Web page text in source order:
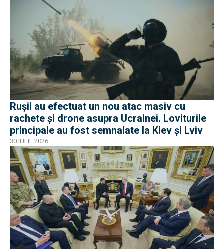
Rușii au efectuat un nou atac masiv cu
rachete și drone asupra Ucrainei. Loviturile
principale au fost semnalate la Kiev și Lviv
30 IULIE 2026